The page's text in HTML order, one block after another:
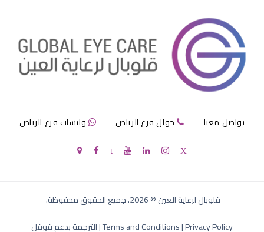
قرنية الصناعية
تواصل معنا جوال فرع الرياض واتساب فرع الرياض
قلوبال لرعاية العين©
2026. جميع الحقوق محفوظة.
Terms and Conditions|Privacy Policy
|الترجمة بدعم قوقل